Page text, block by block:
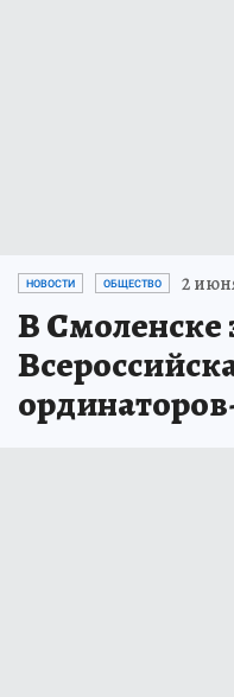
НОВОСТИ ОБЩЕСТВО 2
В Смоленске